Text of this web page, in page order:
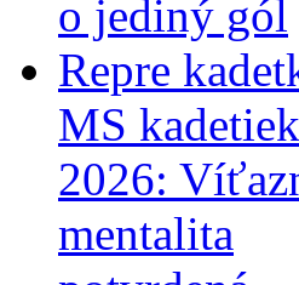
o jediný gól
Repre
MS kadetiek
2026:
mentalita